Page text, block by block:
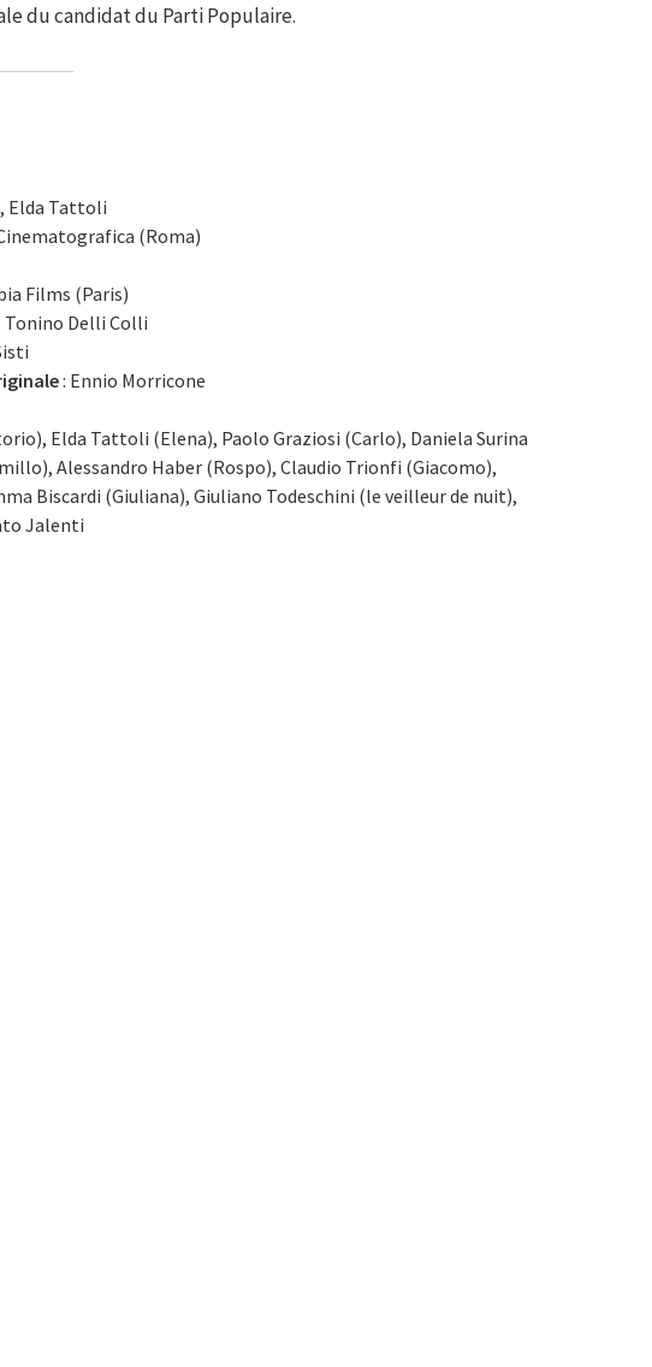
du candidat du Parti Populaire.
Elda Tattoli
(Roma)
Films (Paris)
Tonino Delli Colli
: Ennio Morricone
Elda Tattoli (Elena), Paolo Graziosi (Carlo), Daniela Surina
Alessandro Haber (Rospo), Claudio Trionfi (Giacomo),
Biscardi (Giuliana), Giuliano Todeschini (le veilleur de nuit),
Jalenti